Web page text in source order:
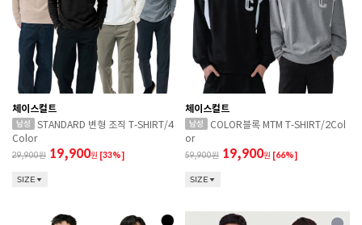
체이스컬트
STANDARD 변형 조직 T-SHIRT/4
Color
29,900 19,900원 [33%]
SIZE
체이스컬트
COLOR블록 MTM T-SHIRT/2Col
or
59,900 19,900원 [66%]
SIZE